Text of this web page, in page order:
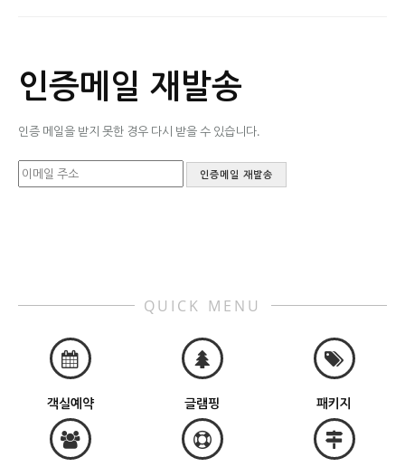
인증메일 재발송
인증 메일을 받지 못한 경우 다시 받을 수 있습니다.
QUICK MENU
객실예약 글램핑 패키지